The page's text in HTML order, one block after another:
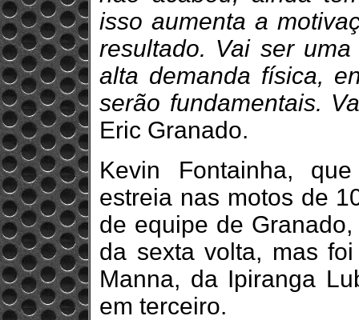
isso aumenta a
resultado. Vai ser
alta demanda física,
serão fundamentais.
Eric Granado.
Kevin Fontainha,
estreia nas motos de
de equipe de
da sexta volta, mas
Manna, da Ipiranga
em terceiro.